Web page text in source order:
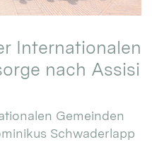
Internationalen
nach Assisi
Gemeinden
Schwaderlapp